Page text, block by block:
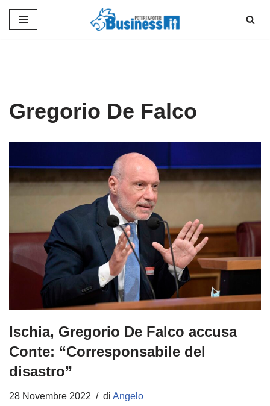
Gregorio De Falco
Ischia, Gregorio De Falco accusa
Conte: “Corresponsabile del
disastro”
28 Novembre 2022 di Angelo